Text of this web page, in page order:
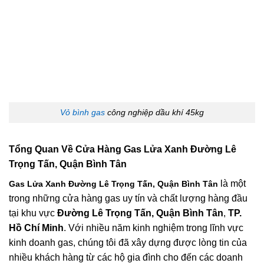
Vỏ bình gas công nghiệp dầu khí 45kg
Tổng Quan Về Cửa Hàng Gas Lửa Xanh Đường Lê
Trọng Tấn, Quận Bình Tân
Gas Lửa Xanh Đường Lê Trọng Tấn, Quận Bình Tân là một
trong những cửa hàng gas uy tín và chất lượng hàng đầu
tại khu vực Đường Lê Trọng Tấn, Quận Bình Tân, TP.
Hồ Chí Minh. Với nhiều năm kinh nghiệm trong lĩnh vực
kinh doanh gas, chúng tôi đã xây dựng được lòng tin của
nhiều khách hàng từ các hộ gia đình cho đến các doanh